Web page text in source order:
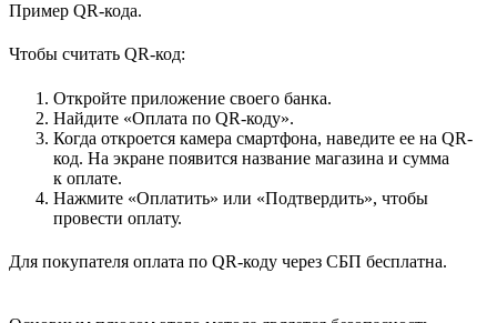
Пример QR-кода.
Чтобы считать QR-код:
Откройте приложение своего банка.
Найдите «Оплата по QR-коду».
Когда откроется камера смартфона, наведите ее на QR-
код. На экране появится название магазина и сумма
к оплате.
Нажмите «Оплатить» или «Подтвердить», чтобы
провести оплату.
Для покупателя оплата по QR-коду через СБП бесплатна.